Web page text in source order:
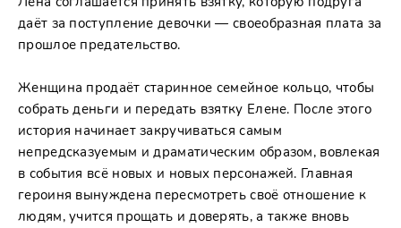
даёт за поступление девочки — своеобразная плата за
прошлое предательство.
Женщина продаёт старинное семейное кольцо, чтобы
собрать деньги и передать взятку Елене. После этого
история начинает закручиваться самым
непредсказуемым и драматическим образом, вовлекая
в события всё новых и новых персонажей. Главная
героиня вынуждена пересмотреть своё отношение к
людям, учится прощать и доверять, а также вновь